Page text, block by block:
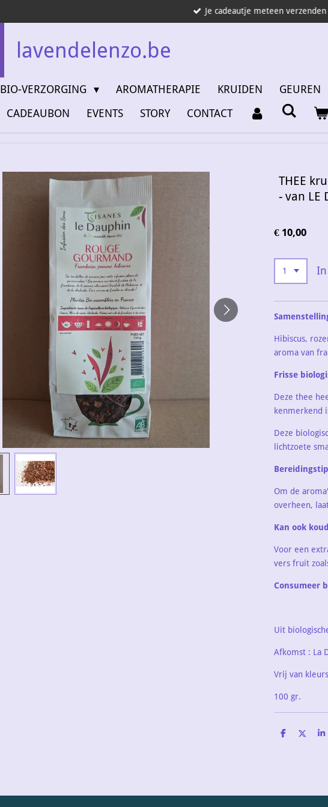
Je cadeautje meteen verzenden
lavendelenzo.be
BIO-VERZORGING AROMATHERAPIE KRUIDEN GEUREN
CADEAUBON EVENTS STORY CONTACT
THEE
- van LE
€ 10,00
In
Hibiscus,
aroma van
Frisse
Deze thee
kenmerkend
Deze
lichtzoete
Om de
overheen,
Kan ook
Voor een
vers fruit
Consumeer
Uit
Afkomst : La
Vrij van
100 gr.
D
D
S